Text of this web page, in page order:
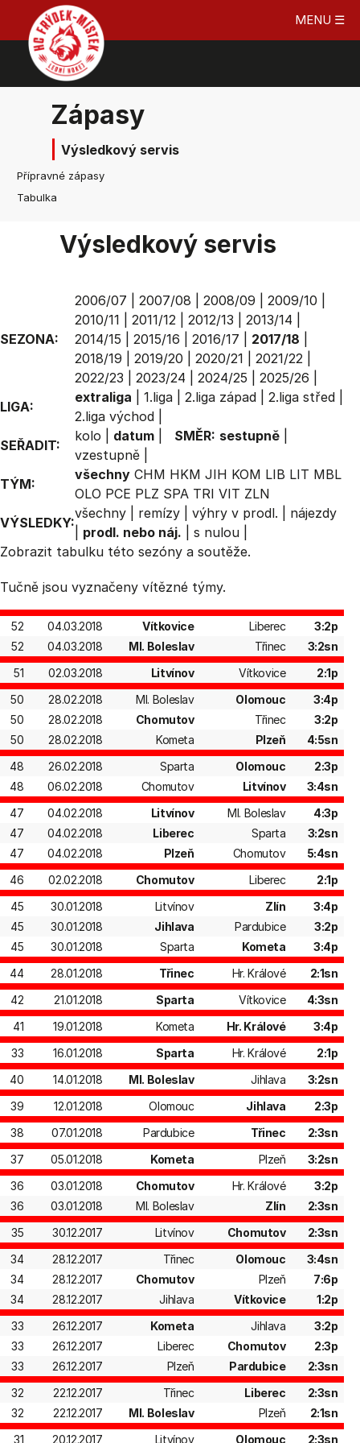
MENU ☰
Zápasy
Výsledkový servis
Přípravné zápasy
Tabulka
Výsledkový servis
SEZONA:
2006/07 2007/08 2008/09 2009/10
2010/11
2011/12 2012/13 2013/14
2014/15
2015/16 2016/17 2017/18
2018/19
2019/20 2020/21 2021/22
2022/23
2023/24 2024/25 2025/26
LIGA:
extraliga 1.liga 2.liga západ 2.liga střed
2.liga východ
SEŘADIT:
kolo datum SMĚR: sestupně
vzestupně
TÝM:
všechny CHM HKM JIH KOM LIB LIT MBL
OLO PCE PLZ SPA TRI VIT ZLN
VÝSLEDKY:
všechny remízy výhry v prodl.
nájezdy
prodl. nebo náj. s nulou
Zobrazit tabulku této sezóny a soutěže.
Tučně jsou vyznačeny vítězné týmy.
52 04.03.2018 Vítkovice Liberec
3:2p
52
04.03.2018 Ml. Boleslav Třinec
3:2sn
51
02.03.2018 Litvínov Vítkovice
2:1p
50
28.02.2018 Ml. Boleslav Olomouc
3:4p
50
28.02.2018 Chomutov Třinec
3:2p
50
28.02.2018 Kometa Plzeň
4:5sn
48
26.02.2018 Sparta Olomouc
2:3p
48
06.02.2018 Chomutov Litvínov
3:4sn
47
04.02.2018 Litvínov Ml. Boleslav
4:3p
47
04.02.2018 Liberec Sparta
3:2sn
47
04.02.2018 Plzeň Chomutov
5:4sn
46
02.02.2018 Chomutov Liberec
2:1p
45
30.01.2018 Litvínov Zlín
3:4p
45
30.01.2018 Jihlava Pardubice
3:2p
45
30.01.2018 Sparta Kometa
3:4p
44
28.01.2018 Třinec Hr. Králové
2:1sn
42
21.01.2018 Sparta Vítkovice
4:3sn
41
19.01.2018 Kometa Hr. Králové
3:4p
33
16.01.2018 Sparta Hr. Králové
2:1p
40
14.01.2018 Ml. Boleslav Jihlava
3:2sn
39
12.01.2018 Olomouc Jihlava
2:3p
38
07.01.2018 Pardubice Třinec
2:3sn
37
05.01.2018 Kometa Plzeň
3:2sn
36
03.01.2018 Chomutov Hr. Králové
3:2p
36
03.01.2018 Ml. Boleslav Zlín
2:3sn
35
30.12.2017 Litvínov Chomutov
2:3sn
34
28.12.2017 Třinec Olomouc
3:4sn
34
28.12.2017 Chomutov Plzeň
7:6p
34
28.12.2017 Jihlava Vítkovice
1:2p
33
26.12.2017 Kometa Jihlava
3:2p
33
26.12.2017 Liberec Chomutov
2:3p
33
26.12.2017 Plzeň Pardubice
2:3sn
32
22.12.2017 Třinec Liberec
2:3sn
32
22.12.2017 Ml. Boleslav Plzeň
2:1sn
31
20.12.2017 Litvínov Olomouc 2:3sn